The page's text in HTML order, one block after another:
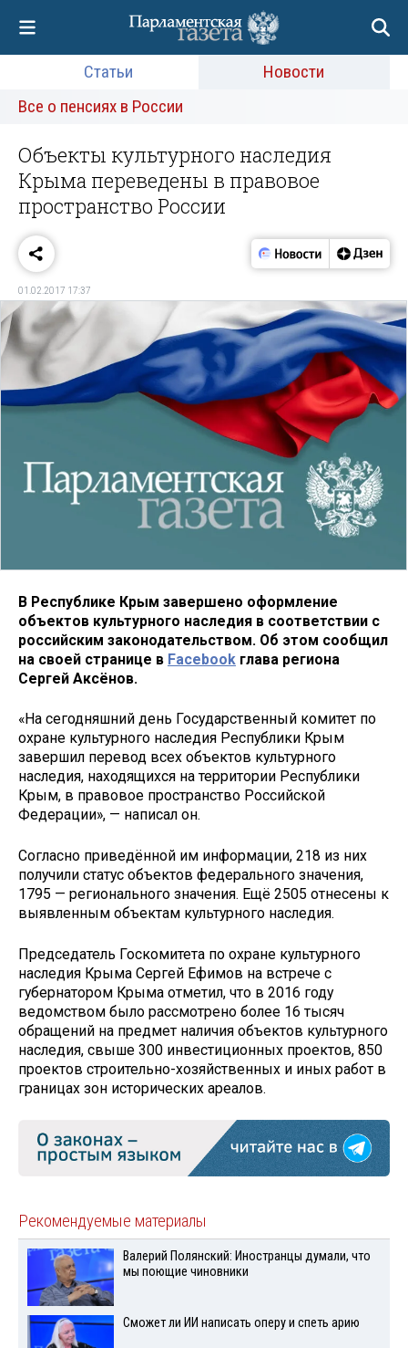
Статьи
Новости
Все о пенсиях в России
Объекты культурного наследия
Крыма переведены в правовое
пространство России
01.02.2017 17:37
В Республике Крым завершено оформление
объектов культурного наследия в соответствии с
российским законодательством. Об этом сообщил
на своей странице в Facebook глава региона
Сергей Аксёнов.
«На сегодняшний день Государственный комитет по
охране культурного наследия Республики Крым
завершил перевод всех объектов культурного
наследия, находящихся на территории Республики
Крым, в правовое пространство Российской
Федерации», — написал он.
Согласно приведённой им информации, 218 из них
получили статус объектов федерального значения,
1795 — регионального значения. Ещё 2505 отнесены к
выявленным объектам культурного наследия.
Председатель Госкомитета по охране культурного
наследия Крыма Сергей Ефимов на встрече с
губернатором Крыма отметил, что в 2016 году
ведомством было рассмотрено более 16 тысяч
обращений на предмет наличия объектов культурного
наследия, свыше 300 инвестиционных проектов, 850
проектов строительно-хозяйственных и иных работ в
границах зон исторических ареалов.
Рекомендуемые материалы
Валерий Полянский: Иностранцы думали, что
мы поющие чиновники
Сможет ли ИИ написать оперу и спеть арию